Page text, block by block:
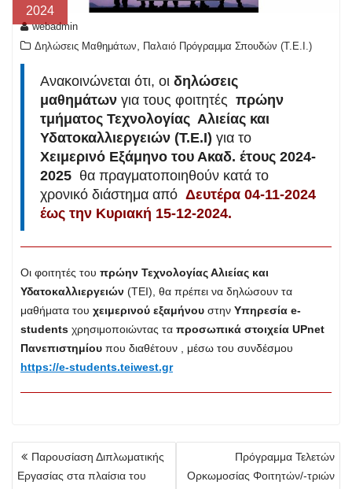
2024
webadmin
Δηλώσεις Μαθημάτων
Παλαιό Πρόγραμμα Σπουδών (T.E.I.)
Ανακοινώνεται ότι, οι δηλώσεις
μαθημάτων για τους φοιτητές πρώην
τμήματος Τεχνολογίας Αλιείας και
Υδατοκαλλιεργειών (Τ.Ε.Ι) για το
Χειμερινό Εξάμηνο του Ακαδ. έτους 2024-
2025 θα πραγματοποιηθούν κατά το
χρονικό διάστημα από Δευτέρα 04-11-2024
έως την Κυριακή 15-12-2024.
Οι φοιτητές του πρώην Τεχνολογίας Αλιείας και
Υδατοκαλλιεργειών (ΤΕΙ), θα πρέπει να δηλώσουν τα
μαθήματα του χειμερινού εξαμήνου στην Υπηρεσία e-
students χρησιμοποιώντας τα προσωπικά στοιχεία UPnet
Πανεπιστημίου που διαθέτουν , μέσω του συνδέσμου
https://e-students.teiwest.gr
Πλοήγηση
άρθρων
Παρουσίαση Διπλωματικής
Εργασίας στα πλαίσια του
Πρόγραμμα Τελετών
Ορκωμοσίας Φοιτητών/-τριών